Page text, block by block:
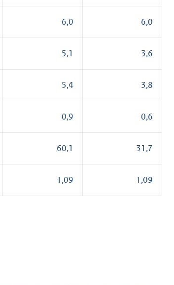
6,0 6,0
5,1 3,6
5,4 3,8
0,9 0,6
60,1 31,7
1,09 1,09